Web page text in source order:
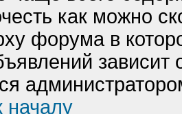
как можно
форума в
зависит
началу